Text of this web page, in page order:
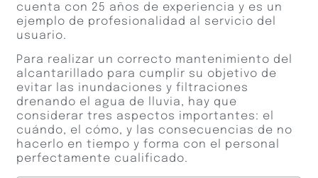
cuenta con 25 años de experiencia y es un
ejemplo de profesionalidad al servicio del
usuario.
Para realizar un correcto mantenimiento del
alcantarillado para cumplir su objetivo de
evitar las inundaciones y filtraciones
drenando el agua de lluvia, hay que
considerar tres aspectos importantes: el
cuándo, el cómo, y las consecuencias de no
hacerlo en tiempo y forma con el personal
perfectamente cualificado.